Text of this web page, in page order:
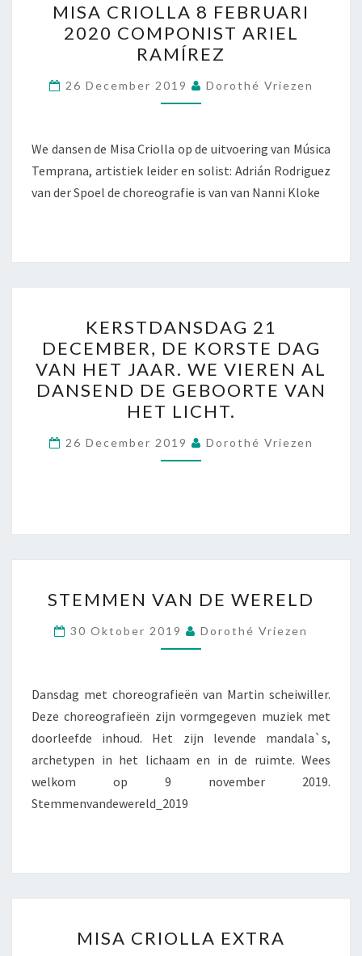
CRIOLLA
8
FEBRUARI
2020
COMPONIST
RAMÍREZ
MISA CRIOLLA 8 FEBRUARI
2020 COMPONIST ARIEL
RAMÍREZ
26 December 2019 Dorothé Vriezen
We dansen de Misa Criolla op de uitvoering van Música
Temprana, artistiek leider en solist: Adrián Rodriguez
van der Spoel de choreografie is van van Nanni Kloke
21
DECEMBER,
DE
KORSTE
DAG
VAN
HET
DE
VAN
KERSTDANSDAG 21
DECEMBER, DE KORSTE DAG
VAN HET JAAR. WE VIEREN AL
DANSEND DE GEBOORTE VAN
HET LICHT.
26 December 2019 Dorothé Vriezen
VAN
DE
WERELD
STEMMEN VAN DE WERELD
30 Oktober 2019 Dorothé Vriezen
Dansdag met choreografieën van Martin scheiwiller.
Deze choreografieën zijn vormgegeven muziek met
doorleefde inhoud. Het zijn levende mandala`s,
archetypen in het lichaam en in de ruimte. Wees
welkom op 9 november 2019.
Stemmenvandewereld_2019
CRIOLLA
MISA CRIOLLA EXTRA